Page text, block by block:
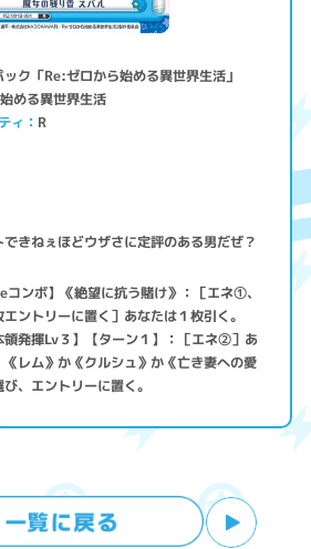
ク「Re:ゼロから始める異世界生活」
める異世界生活
ィ R
きねぇほどウザさに定評のある男だぜ？
コンボ】《絶望に抗う賭け》：［エネ①、
ントリーに置く］あなたは１枚引く。
領発揮Lv３】【ターン１】：［エネ②］あ
レム》か《クルシュ》か《亡き妻への愛
、エントリーに置く。